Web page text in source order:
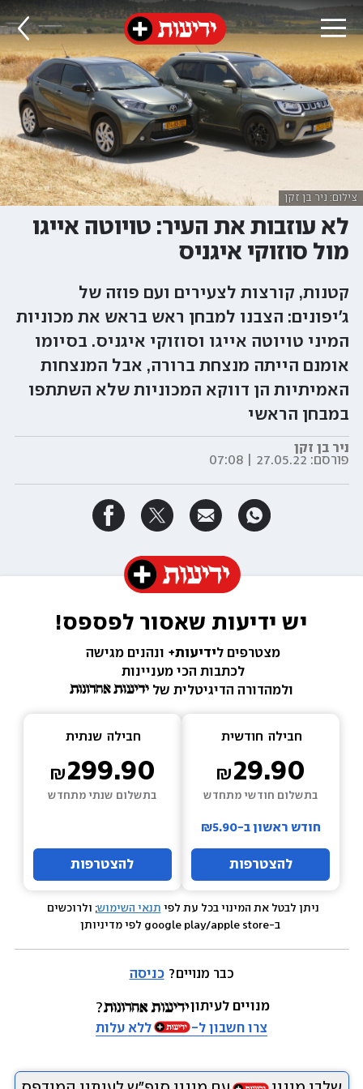
צילום: ניר בן זקן
לא עוזבות את העיר: טויוטה אייגו
מול סוזוקי איגניס
קטנות, קורצות לצעירים ועם פוזה של
ג'יפונים: הצבנו למבחן ראש בראש את מכוניות
המיני טויוטה אייגו וסוזוקי איגניס. בסיומו
אומנם הייתה מנצחת ברורה, אבל המנצחות
האמיתיות הן דווקא המכוניות שלא השתתפו
במבחן הראשי
ניר בן זקן
פורסם: 27.05.22 | 07:08
יש ידיעות שאסור לפספס!
מצטרפים לידיעות+ ונהנים מגישה
לכתבות הכי מעניינות
ולמהדורה הדיגיטלית של
חבילה חודשית
29.90
בתשלום חודשי מתחדש
חודש ראשון ב-₪5.90
להצטרפות
חבילה שנתית
299.90
בתשלום שנתי מתחדש
להצטרפות
ניתן לבטל את המינוי בכל עת לפי תנאי השימוש; ולרוכשים
כבר מנויים? כניסה
מנויים לעיתון
צרו חשבון ל-
ללא עלות